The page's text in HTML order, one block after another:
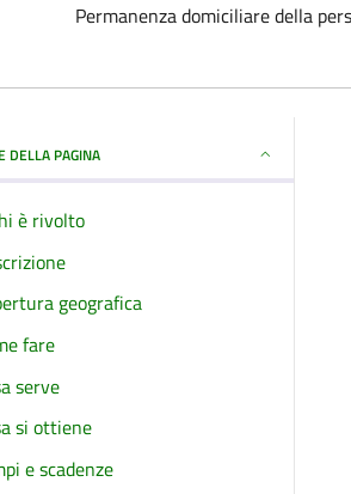
Permanenza domiciliare della
DELLA PAGINA
è rivolto
geografica
fare
serve
si ottiene
e scadenze